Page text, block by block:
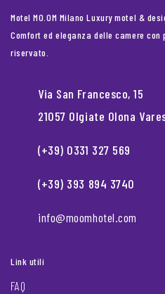
Motel MO.OM Milano Luxury motel &
Comfort ed eleganza delle camere con
riservato.
Via San Francesco, 15
21057 Olgiate Olona
(+39) 0331 327 569
(+39) 393 894 3740
info@moomhotel.com
Link utili
FAQ